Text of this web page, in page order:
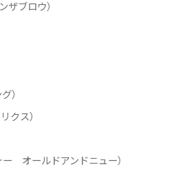
ザブロウ）
）
クス）
オールドアンドニュー）